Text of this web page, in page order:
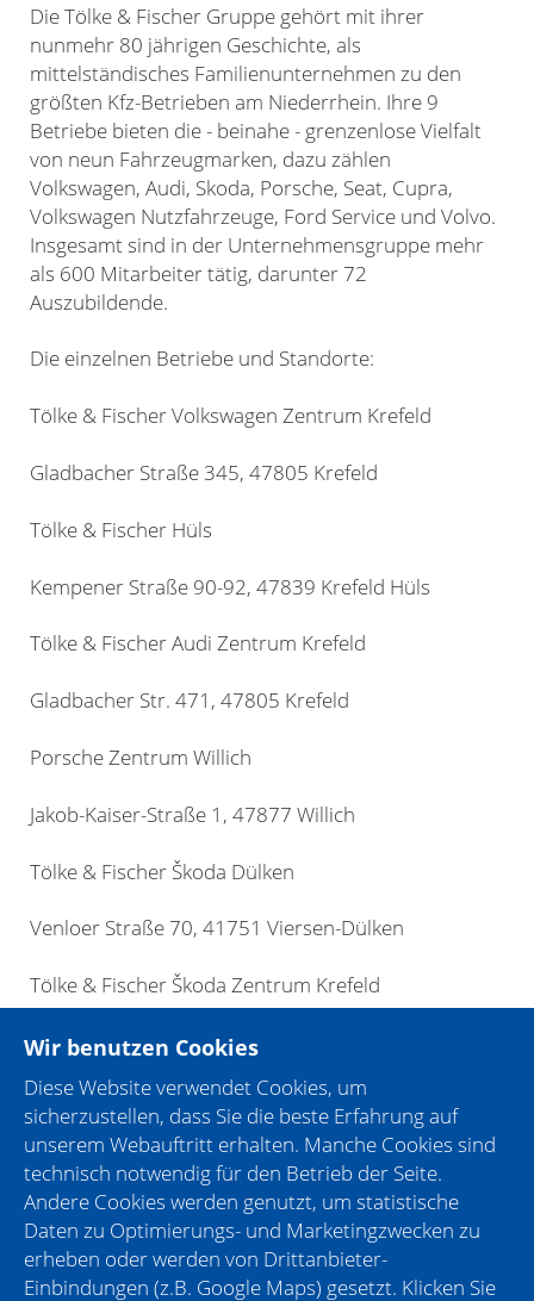
Die Tölke & Fischer Gruppe gehört mit ihrer
nunmehr 80 jährigen Geschichte, als
mittelständisches Familienunternehmen zu den
größten Kfz-Betrieben am Niederrhein. Ihre 9
Betriebe bieten die - beinahe - grenzenlose Vielfalt
von neun Fahrzeugmarken, dazu zählen
Volkswagen, Audi, Skoda, Porsche, Seat, Cupra,
Volkswagen Nutzfahrzeuge, Ford Service und Volvo.
Insgesamt sind in der Unternehmensgruppe mehr
als 600 Mitarbeiter tätig, darunter 72
Auszubildende.
Die einzelnen Betriebe und Standorte:
Tölke & Fischer Volkswagen Zentrum Krefeld
Gladbacher Straße 345, 47805 Krefeld
Tölke & Fischer Hüls
Kempener Straße 90-92, 47839 Krefeld Hüls
Tölke & Fischer Audi Zentrum Krefeld
Gladbacher Str. 471, 47805 Krefeld
Porsche Zentrum Willich
Jakob-Kaiser-Straße 1, 47877 Willich
Tölke & Fischer Škoda Dülken
Venloer Straße 70, 41751 Viersen-Dülken
Tölke & Fischer Škoda Zentrum Krefeld
Untergath 179 , 47809 Krefeld
Tölke & Fischer Nutzfahrzeugzentrum Krefeld
Heideckstraße 175, 47805 Krefeld
Tölke & Fischer Volvo Krefeld
Gladbacher Str. 405, 47805 Krefeld
Wir benutzen Cookies
Diese Website verwendet Cookies, um
sicherzustellen, dass Sie die beste Erfahrung auf
unserem Webauftritt erhalten. Manche Cookies sind
technisch notwendig für den Betrieb der Seite.
Andere Cookies werden genutzt, um statistische
Daten zu Optimierungs- und Marketingzwecken zu
erheben oder werden von Drittanbieter-
Einbindungen (z.B. Google Maps) gesetzt. Klicken Sie